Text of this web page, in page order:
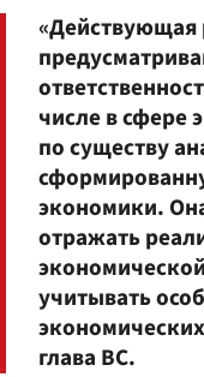
«Действующая
числе в сфере
по существу
экономики.
отражать
учитывать
глава ВС.